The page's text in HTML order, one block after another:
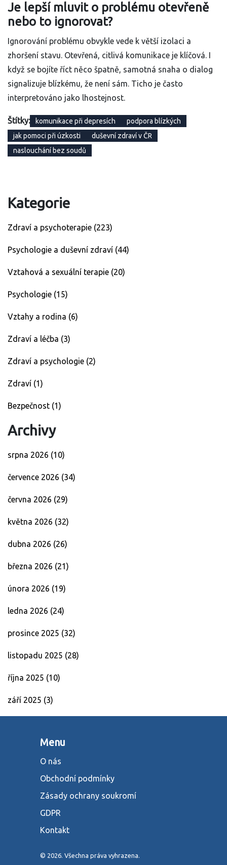
Je lepší mluvit o problému otevřeně
nebo to ignorovat?
Ignorování problému obvykle vede k větší izolaci a
zhoršení stavu. Otevřená, citlivá komunikace je klíčová. I
když se bojíte říct něco špatně, samotná snaha o dialog
signalizuje blízkému, že není sám. Ticho je často
interpretováno jako lhostejnost.
Štítky: komunikace při depresích
podpora blízkých
jak pomoci při úzkosti
duševní zdraví v ČR
naslouchání bez soudů
Kategorie
Zdraví a psychoterapie (223)
Psychologie a duševní zdraví (44)
Vztahová a sexuální terapie (20)
Psychologie (15)
Vztahy a rodina (6)
Zdraví a léčba (3)
Zdraví a psychologie (2)
Zdraví (1)
Bezpečnost (1)
Archivy
srpna 2026 (10)
července 2026 (34)
června 2026 (29)
května 2026 (32)
dubna 2026 (26)
března 2026 (21)
února 2026 (19)
ledna 2026 (24)
prosince 2025 (32)
listopadu 2025 (28)
října 2025 (10)
září 2025 (3)
Menu
O nás
Obchodní podmínky
Zásady ochrany soukromí
GDPR
Kontakt
© 2026. Všechna práva vyhrazena.